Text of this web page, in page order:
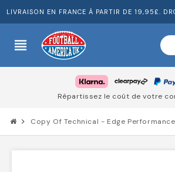
LIVRAISON EN FRANCE À PARTIR DE 19,95£.
view_headline
Répartissez le coût de votre
chevron_right Copy Of Technical - Edge